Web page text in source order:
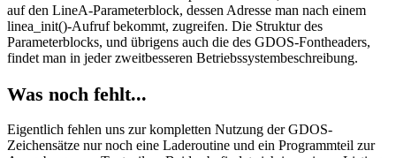
auf den LineA-Parameterblock, dessen Adresse man nach einem
linea_init()-Aufruf bekommt, zugreifen. Die Struktur des
Parameterblocks, und übrigens auch die des GDOS-Fontheaders,
findet man in jeder zweitbesseren Betriebssystembeschreibung.
Was noch fehlt...
Eigentlich fehlen uns zur kompletten Nutzung der GDOS-
Zeichensätze nur noch eine Laderoutine und ein Programmteil zur